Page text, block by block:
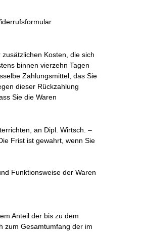
Kosten, die sich
binnen vierzehn Tagen
Zahlungsmittel, das Sie
dieser Rückzahlung
Sie die Waren
an Dipl. Wirtsch. –
Frist ist gewahrt, wenn Sie
Funktionsweise der Waren
Anteil der bis zu dem
zum Gesamtumfang der im